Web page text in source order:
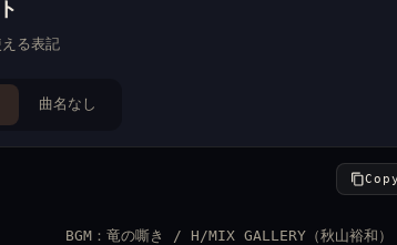
る表記
曲名なし
Copy
BGM：竜の嘶き / H/MIX GALLERY（秋山裕和）